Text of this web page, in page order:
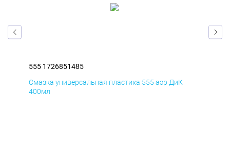
555 1726851485
Смазка универсальная пластика 555 аэр ДиК
400мл